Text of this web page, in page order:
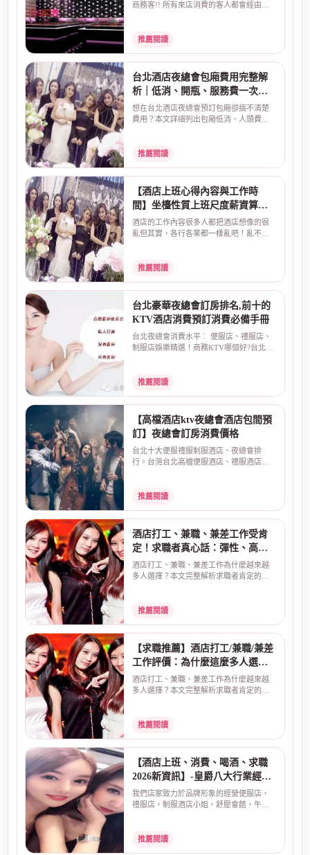
商務客!! 所有來店消費的客人都會經由店
推薦閱讀
台北酒店夜總會包廂費用完整解
析｜低消、開瓶、服務費一次看
懂
想在台北酒店夜總會預訂包廂卻搞不清楚
費用？本文詳細列出包廂低消、人頭費、
推薦閱讀
【酒店上班心得內容與工作時
間】坐檯性質上班尺度薪資算法
介紹
酒店的工作內容很多人都把酒店想像的很
亂但其實，各行各業都一樣亂吧！亂不亂
推薦閱讀
台北豪華夜總會訂房排名,前十的
KTV酒店消費預訂消費必備手冊
台北夜總會消費水平︰ 便服店、禮服店、
制服店娛樂精選！商務KTV哪個好?台北最
推薦閱讀
【高檔酒店ktv夜總會酒店包間預
訂】夜總會訂房消費價格
台北十大便服禮服制服酒店、夜總會排
行。台灣台北高檔便服酒店、禮服酒店、
推薦閱讀
酒店打工、兼職、兼差工作受肯
定！求職者真心話：彈性、高
薪、安全是關鍵
酒店打工、兼職、兼差工作為什麼越來越
多人選擇？本文完整解析求職者肯定的三
推薦閱讀
【求職推薦】酒店打工/兼職/兼差
工作評價：為什麼這麼多人選
擇？真實原因告訴你
酒店打工、兼職、兼差工作為什麼越來越
多人選擇？本文完整解析求職者肯定的三
推薦閱讀
【酒店上班、消費、喝酒、求職
2026新資訊】-皇爵八大行業經紀
公司
我們店家致力於品牌形象的經營便服店，
禮服店，制服酒店小姐，舒壓會館，午茶
推薦閱讀